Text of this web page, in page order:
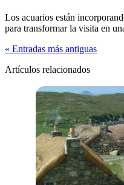
Los acuarios están
para transformar la visita en
« Entradas más antiguas
Artículos relacionados